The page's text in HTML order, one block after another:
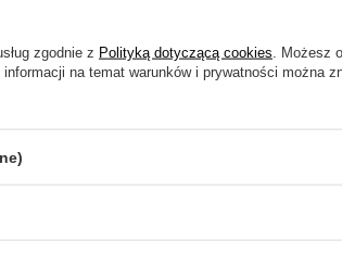
Specyfikacja
na terenie UE
zgodnie z Polityką dotyczącą cookies . Możesz
na temat warunków i prywatności można